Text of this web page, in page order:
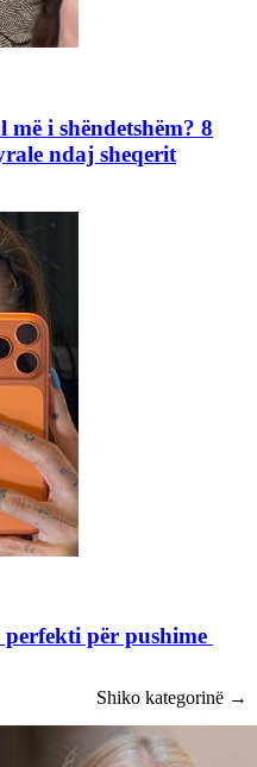
më i shëndetshëm? 8
ndaj sheqerit
për pushime
Shiko kategorinë →